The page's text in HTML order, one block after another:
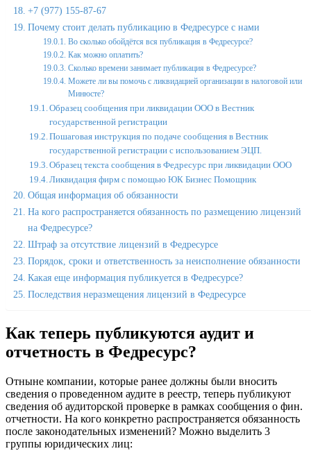
+7 (977) 155-87-67
Почему стоит делать публикацию в Федресурсе с нами
Во сколько обойдётся вся публикация в Федресурсе?
Как можно оплатить?
Сколько времени занимает публикация в Федресурсе?
Можете ли вы помочь с ликвидацией организации в налоговой или
Минюсте?
Образец сообщения при ликвидации ООО в Вестник
государственной регистрации
Пошаговая инструкция по подаче сообщения в Вестник
государственной регистрации с использованием ЭЦП.
Образец текста сообщения в Федресурс при ликвидации ООО
Ликвидация фирм с помощью ЮК Бизнес Помощник
Общая информация об обязанности
На кого распространяется обязанность по размещению лицензий
на Федресурсе?
Штраф за отсутствие лицензий в Федресурсе
Порядок, сроки и ответственность за неисполнение обязанности
Какая еще информация публикуется в Федресурсе?
Последствия неразмещения лицензий в Федресурсе
Как теперь публикуются аудит и
отчетность в Федресурс?
Отныне компании, которые ранее должны были вносить
сведения о проведенном аудите в реестр, теперь публикуют
сведения об аудиторской проверке в рамках сообщения о фин.
отчетности. На кого конкретно распространяется обязанность
после законодательных изменений? Можно выделить 3
группы юридических лиц: